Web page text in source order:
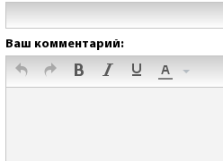
Ваш комментарий: